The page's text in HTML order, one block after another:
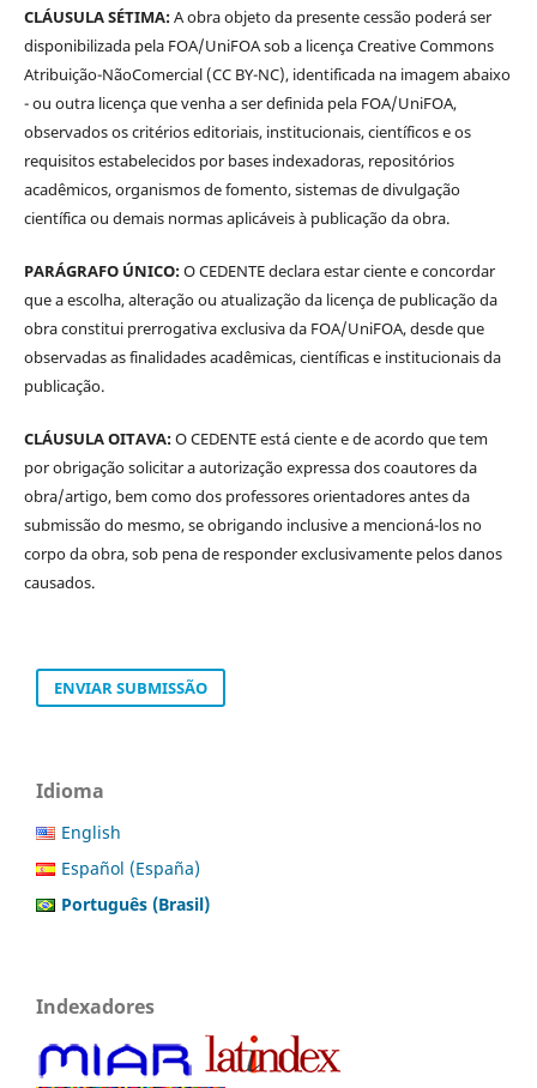
CLÁUSULA SÉTIMA:A obra objeto da presente cessão poderá ser
disponibilizada pela FOA/UniFOA sob a licença Creative Commons
Atribuição-NãoComercial (CC BY-NC), identificada na imagem abaixo
- ou outra licença que venha a ser definida pela FOA/UniFOA,
observados os critérios editoriais, institucionais, científicos e os
requisitos estabelecidos por bases indexadoras, repositórios
acadêmicos, organismos de fomento, sistemas de divulgação
científica ou demais normas aplicáveis à publicação da obra.
PARÁGRAFO ÚNICO:O CEDENTE declara estar ciente e concordar
que a escolha, alteração ou atualização da licença de publicação da
obra constitui prerrogativa exclusiva da FOA/UniFOA, desde que
observadas as finalidades acadêmicas, científicas e institucionais da
publicação.
CLÁUSULA OITAVA:O CEDENTE está ciente e de acordo que tem
por obrigação solicitar a autorização expressa dos coautores da
obra/artigo, bem como dos professores orientadores antes da
submissão do mesmo, se obrigando inclusive a mencioná-los no
corpo da obra, sob pena de responder exclusivamente pelos danos
causados.
ENVIAR SUBMISSÃO
Idioma
English
Español (España)
Português (Brasil)
Indexadores